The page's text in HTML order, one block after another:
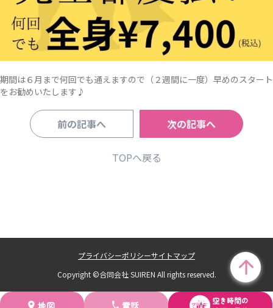
地図 電話
空き時間の
期間は６月まで何回でも通えますので（２週間に一度）早めのスタート
をお勧めいたします♪
前の記事へ 次の記事へ
TOPへ戻る
プライバシーポリシーサイトマップ
Copyright ©合同会社 SUIREN All rights reserved.